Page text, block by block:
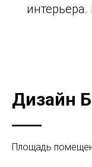
Дизайн
Площадь